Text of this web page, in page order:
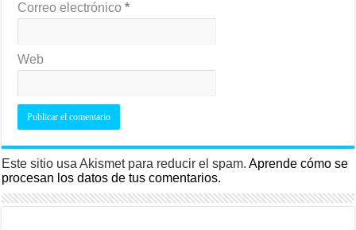
Correo electrónico*
Web
Este sitio usa Akismet para reducir el spam.Aprende cómo se
procesan los datos de tus comentarios.